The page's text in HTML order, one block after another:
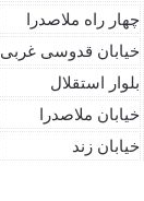
چهار راه ملاصدرا
خیابان قدوسی غربی
بلوار استقلال
خیابان ملاصدرا
خیابان زند